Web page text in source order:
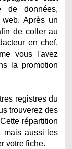
de données,
Après un
de coller au
en chef,
vous l'avez
la promotion
registres du
trouverez des
répartition
mais aussi les
votre fiche.